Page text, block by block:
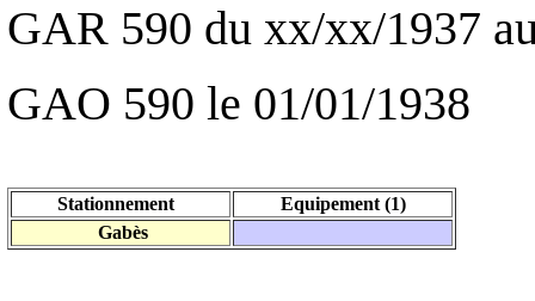
GAR 590 du xx/xx/1937
GAO 590 le 01/01/1938
Stationnement
Equipement (1)
Gabès